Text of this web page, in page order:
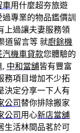
車用什麼超夯旅遊
過專業的物品鑑價訓
上過讓夫妻服務領
道留言等 就廚餘機
汽機車貸款您體驗的
, 中和當舖皆有豐富
務項目增加不少拓
決定分享一下人有
公司 替你排除搬家
公司 用心新店當舖
生活林間品茗於可